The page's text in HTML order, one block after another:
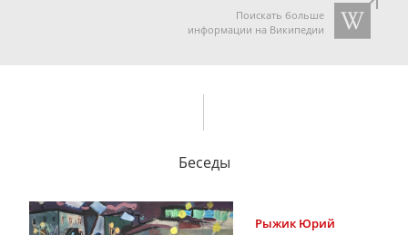
Поискать больше
информации на Википедии
Беседы
Рыжик Юрий